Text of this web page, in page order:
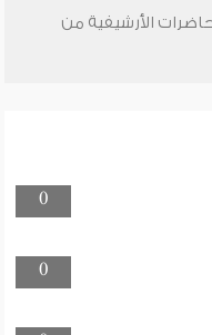
الأرشيفية من
0
0